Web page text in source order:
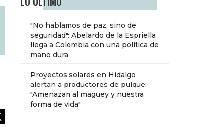
"No hablamos de paz, sino de
seguridad": Abelardo de la Espriella
llega a Colombia con una política de
mano dura
Proyectos solares en Hidalgo
alertan a productores de pulque:
"Amenazan al maguey y nuestra
forma de vida"